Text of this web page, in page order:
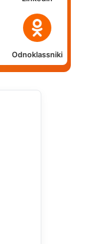
Odnoklassniki